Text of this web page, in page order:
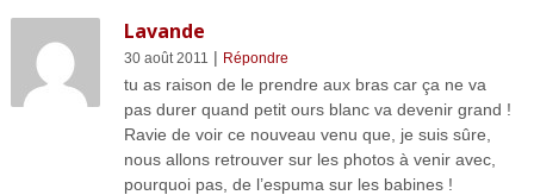
Lavande
30 août 2011 | Répondre
tu as raison de le prendre aux bras car ça ne va
pas durer quand petit ours blanc va devenir grand !
Ravie de voir ce nouveau venu que, je suis sûre,
nous allons retrouver sur les photos à venir avec,
pourquoi pas, de l’espuma sur les babines !